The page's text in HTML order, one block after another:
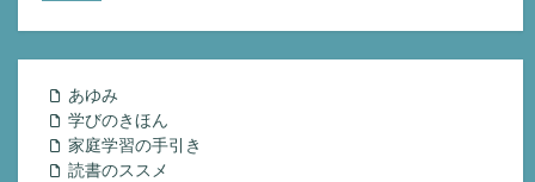
あゆみ
学びのきほん
家庭学習の手引き
読書のススメ